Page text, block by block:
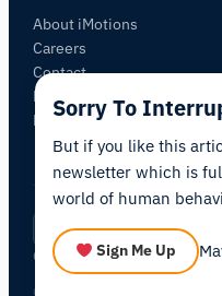
About iMotions
Careers
Contact
My iMotions
Newsletter
JA |Privacy Policy
Cookie Settings
© 2026 iMotions A/S. All
Sorry To
But if you like this
newsletter which is
world of human
Sign Me Up